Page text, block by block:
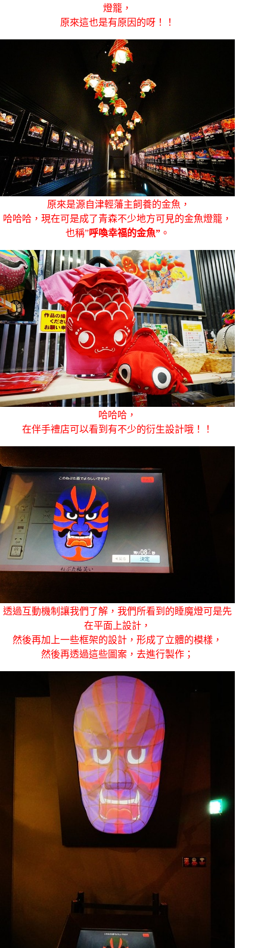
燈籠，
原來這也是有原因的呀！！
原來是源自津輕藩主飼養的金魚，
哈哈哈，現在可是成了青森不少地方可見的金魚燈籠，
也稱”呼喚幸福的金魚”。
哈哈哈，
在伴手禮店可以看到有不少的衍生設計哦！！
透過互動機制讓我們了解，我們所看到的睡魔燈可是先
在平面上設計，
然後再加上一些框架的設計，形成了立體的模樣，
然後再透過這些圖案，去進行製作；